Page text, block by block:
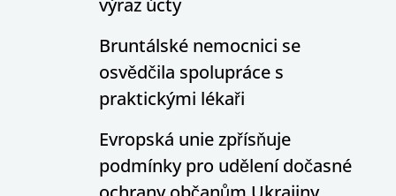
Bruntálské nemocnici se
osvědčila spolupráce s
praktickými lékaři
Evropská unie zpřísňuje
podmínky pro udělení dočasné